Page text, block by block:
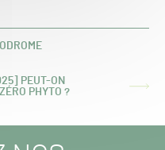
PEUT-ON
PHYTO ?